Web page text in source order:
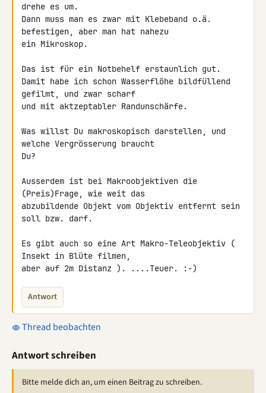
drehe es um.
Dann muss man es zwar mit Klebeband o.ä.
befestigen, aber man hat nahezu
ein Mikroskop.
Das ist für ein Notbehelf erstaunlich gut.
Damit habe ich schon Wasserflöhe bildfüllend
gefilmt, und zwar scharf
und mit aktzeptabler Randunschärfe.
Was willst Du makroskopisch darstellen, und
welche Vergrösserung braucht
Du?
Ausserdem ist bei Makroobjektiven die
(Preis)Frage, wie weit das
abzubildende Objekt vom Objektiv entfernt sein
soll bzw. darf.
Es gibt auch so eine Art Makro-Teleobjektiv (
Insekt in Blüte filmen,
aber auf 2m Distanz ). ....Teuer. :-)
Antwort
Thread beobachten
Antwort schreiben
Bitte melde dich an, um einen Beitrag zu schreiben.